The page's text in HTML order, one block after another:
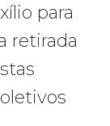
para
retirada